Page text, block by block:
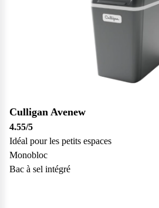
Culligan Avenew
4.55/5
Idéal pour les petits espaces
Monobloc
Bac à sel intégré